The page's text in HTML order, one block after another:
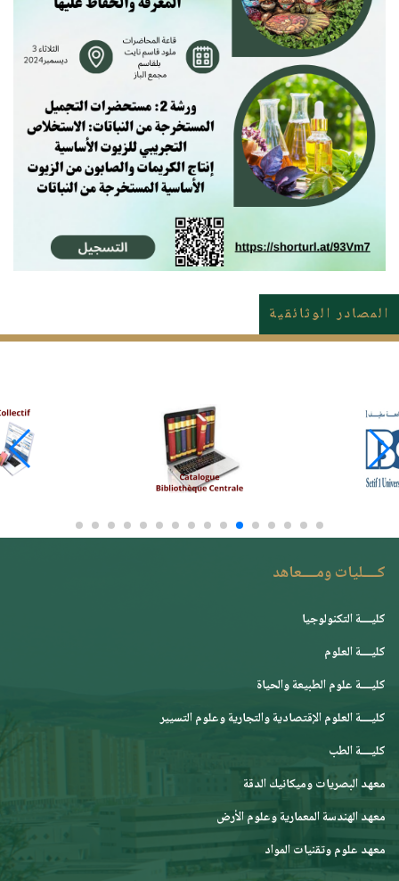
المصادر الوثائقية
كــــليات ومــــعاهد
كليــــة التكنولوجيا
كليــــة العلوم
كليــــة علوم الطبيعة والحياة
كليــــة العلوم الإقتصادية والتجارية وعلوم التسيير
كليــــة الطب
معهد البصريات وميكانيك الدقة
معهد الهندسة المعمارية وعلوم الأرض
معهد علوم وتقنيات المواد